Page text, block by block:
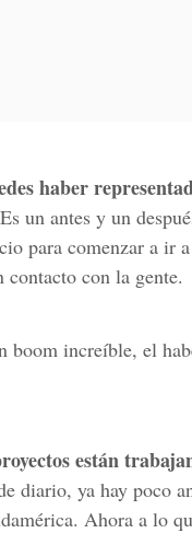
haber
un antes y un
para comenzar a ir
contacto con la gente.
boom increíble, el
están
diario, ya hay poco
Ahora a lo